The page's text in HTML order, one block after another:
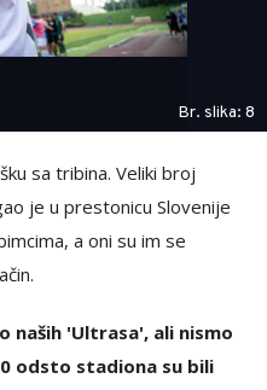
Br. slika: 8
sa tribina. Veliki broj
je u prestonicu Slovenije
a oni su im se
naših 'Ultrasa', ali nismo
odsto stadiona su bili